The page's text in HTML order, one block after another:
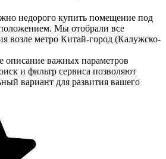
недорого купить помещение под
Мы отобрали все
возле метро Китай-город (Калужско-
описание важных параметров
и фильтр сервиса позволяют
вариант для развития вашего